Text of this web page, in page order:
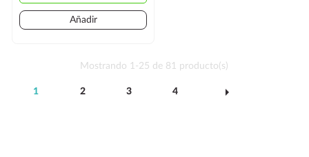
Añadir
Mostrando 1-25 de 81 producto(s)
1 2 3 4 arrow_right